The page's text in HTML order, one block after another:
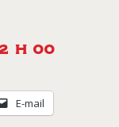
H 00
E-mail